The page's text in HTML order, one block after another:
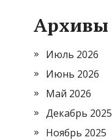
Архивы
Июль 2026
Июнь 2026
Май 2026
Декабрь 2025
Ноябрь 2025